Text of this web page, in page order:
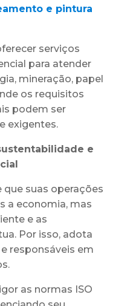
e pintura
serviços
para atender
mineração, papel
os requisitos
podem ser
exigentes.
e
que suas operações
a economia, mas
e as
Por isso, adota
responsáveis em
as normas ISO